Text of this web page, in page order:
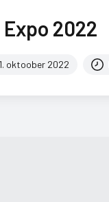
2022
oktoober 2022